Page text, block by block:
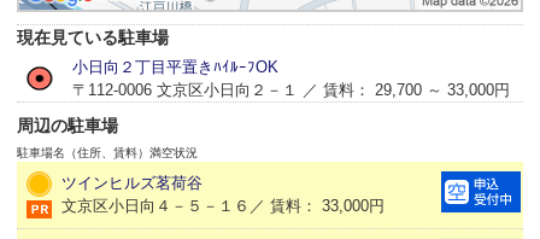
現在見ている駐車場
小日向２丁目平置きﾊｲﾙｰﾌOK
〒112-0006 文京区小日向２－１ ／ 賃料： 29,700 ～ 33,000円
周辺の駐車場
駐車場名（住所、賃料） 満空状況
ツインヒルズ茗荷谷
文京区小日向４－５－１６／ 賃料： 33,000円